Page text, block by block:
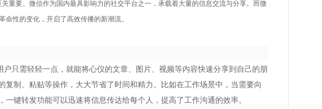
重要。微信作为国内最具影响力的社交平台之一，承载着大量的信息交流与分享。而微
性的变化，开启了高效传播的新潮流。
只需轻轻一点，就能将心仪的文章、图片、视频等内容快速分享到自己的朋
制、粘贴等操作，大大节省了时间和精力。比如在工作场景中，当需要向
键转发功能可以迅速将信息传达给每个人，提高了工作沟通的效率。